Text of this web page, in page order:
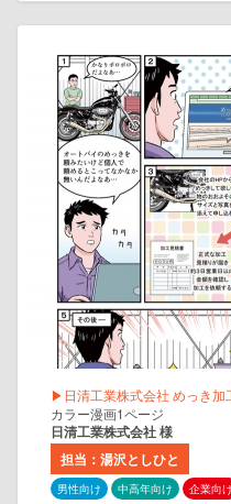
▶日清工業株式会社 めっき加
カラー漫画1ページ
日清工業株式会社 様
担当：湯沢としひと
男性向け 中高年向け 企業向け